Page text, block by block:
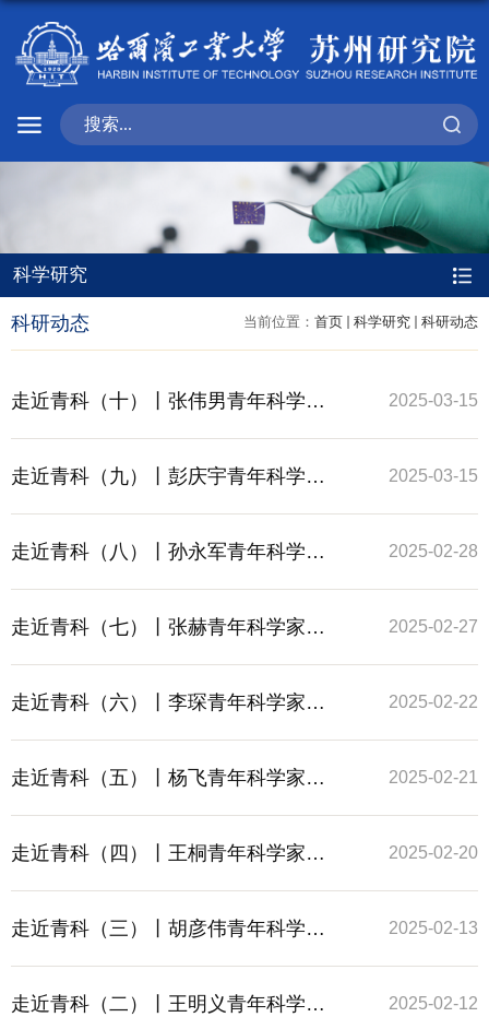
科学研究
当前位置： 首页 科学研究 科研动态
科研动态
走近青科（十）丨张伟男青年科学家
工作室
2025-03-15
走近青科（九）丨彭庆宇青年科学家
工作室
2025-03-15
走近青科（八）丨孙永军青年科学家
工作室
2025-02-28
走近青科（七）丨张赫青年科学家工
作室
2025-02-27
走近青科（六）丨李琛青年科学家工
作室
2025-02-22
走近青科（五）丨杨飞青年科学家工
作室
2025-02-21
走近青科（四）丨王桐青年科学家工
作室
2025-02-20
走近青科（三）丨胡彦伟青年科学家
工作室
2025-02-13
走近青科（二）丨王明义青年科学家 2025-02-12